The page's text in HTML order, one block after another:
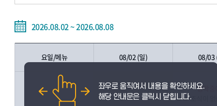
2026.08.02 ~ 2026.08.08
요일/메뉴 08/02 (일) 08/03
방학중
조식이